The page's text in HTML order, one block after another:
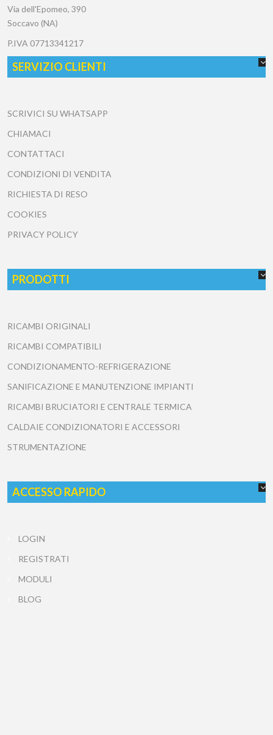
Via dell'Epomeo, 390
Soccavo (NA)
P.IVA 07713341217
SERVIZIO CLIENTI
SCRIVICI SU WHATSAPP
CHIAMACI
CONTATTACI
CONDIZIONI DI VENDITA
RICHIESTA DI RESO
COOKIES
PRIVACY POLICY
PRODOTTI
RICAMBI ORIGINALI
RICAMBI COMPATIBILI
CONDIZIONAMENTO-REFRIGERAZIONE
SANIFICAZIONE E MANUTENZIONE IMPIANTI
RICAMBI BRUCIATORI E CENTRALE TERMICA
CALDAIE CONDIZIONATORI E ACCESSORI
STRUMENTAZIONE
ACCESSO RAPIDO
LOGIN
REGISTRATI
MODULI
BLOG